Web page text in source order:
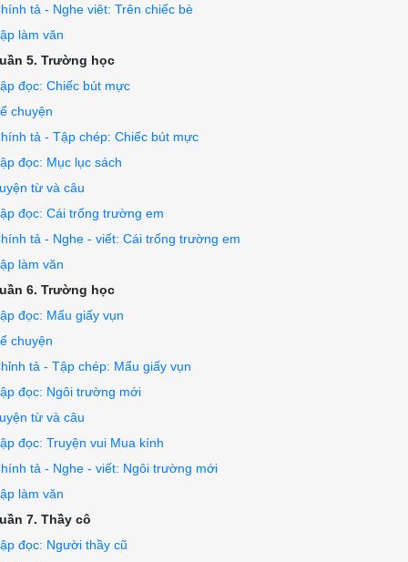
tả - Nghe viêt: Trên chiếc bè
làm văn
5. Trường học
đọc: Chiếc bút mực
chuyện
tả - Tập chép: Chiếc bút mực
đọc: Mục lục sách
từ và câu
đọc: Cái trống trường em
tả - Nghe - viết: Cái trống trường em
làm văn
6. Trường học
đọc: Mẩu giấy vụn
chuyện
tả - Tập chép: Mẩu giấy vụn
đọc: Ngôi trường mới
từ và câu
đọc: Truyện vui Mua kính
tả - Nghe - viết: Ngôi trường mới
làm văn
7. Thầy cô
đọc: Người thầy cũ